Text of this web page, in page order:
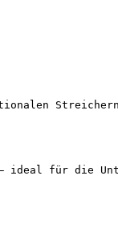
ideal für die